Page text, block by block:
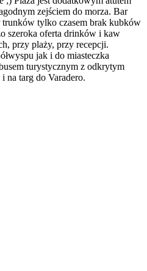
zejściem do morza. Bar
tylko czasem brak kubków
szeroka oferta drinków i kaw
przy plaży, przy recepcji.
jak i do miasteczka
turystycznym z odkrytym
na targ do Varadero.